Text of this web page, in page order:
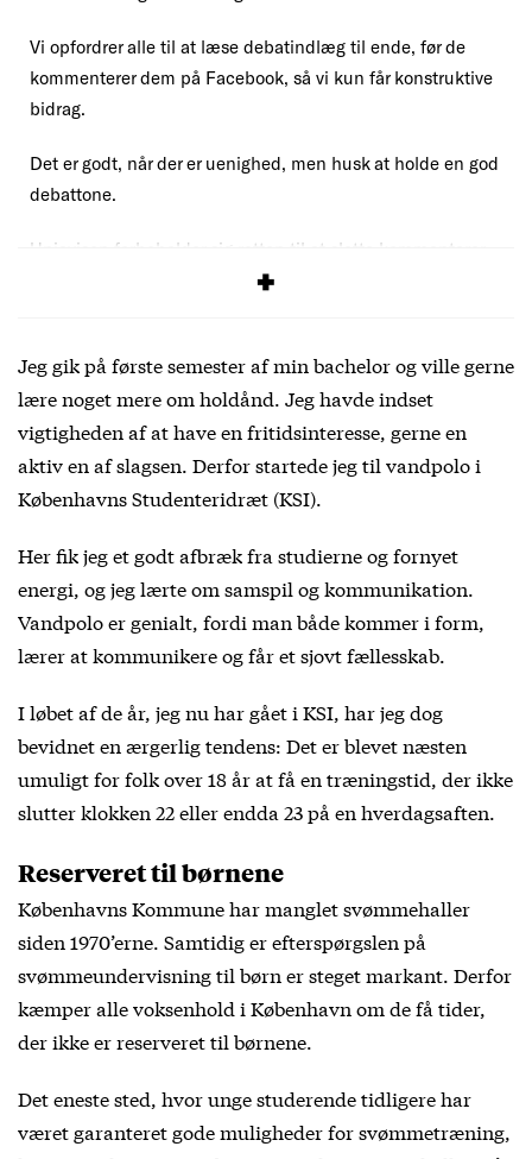
Vi opfordrer alle til at læse debatindlæg til ende, før de
kommenterer dem på Facebook, så vi kun får konstruktive
bidrag.
Det er godt, når der er uenighed, men husk at holde en god
debattone.
Uniavisen forbeholder sig retten til at slette kommentarer,
debatregler
Jeg gik på første semester af min bachelor og ville gerne
lære noget mere om holdånd. Jeg havde indset
vigtigheden af at have en fritidsinteresse, gerne en
aktiv en af slagsen. Derfor startede jeg til vandpolo i
Københavns Studenteridræt (KSI).
Her fik jeg et godt afbræk fra studierne og fornyet
energi, og jeg lærte om samspil og kommunikation.
Vandpolo er genialt, fordi man både kommer i form,
lærer at kommunikere og får et sjovt fællesskab.
I løbet af de år, jeg nu har gået i KSI, har jeg dog
bevidnet en ærgerlig tendens: Det er blevet næsten
umuligt for folk over 18 år at få en træningstid, der ikke
slutter klokken 22 eller endda 23 på en hverdagsaften.
Reserveret til børnene
Københavns Kommune har manglet svømmehaller
siden 1970’erne. Samtidig er efterspørgslen på
svømmeundervisning til børn er steget markant. Derfor
kæmper alle voksenhold i København om de få tider,
der ikke er reserveret til børnene.
Det eneste sted, hvor unge studerende tidligere har
været garanteret gode muligheder for svømmetræning,